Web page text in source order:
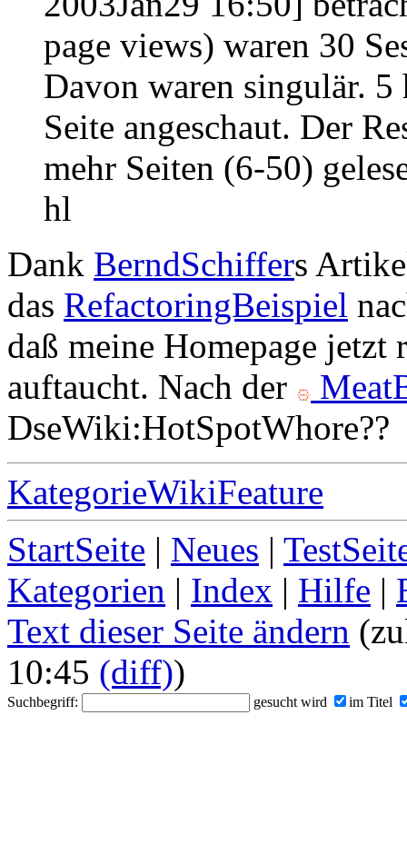
page views) waren 30
Davon waren singulär.
Seite angeschaut. Der
mehr Seiten (6-50)
hl
Dank BerndSchiffers
das RefactoringBeispiel
daß meine Homepage jetzt
auftaucht. Nach der
DseWiki:HotSpotWhore??
KategorieWikiFeature
StartSeite | Neues |
Kategorien | Index | Hilfe |
Text dieser Seite ändern
10:45 (diff))
Suchbegriff: gesucht wird im Titel